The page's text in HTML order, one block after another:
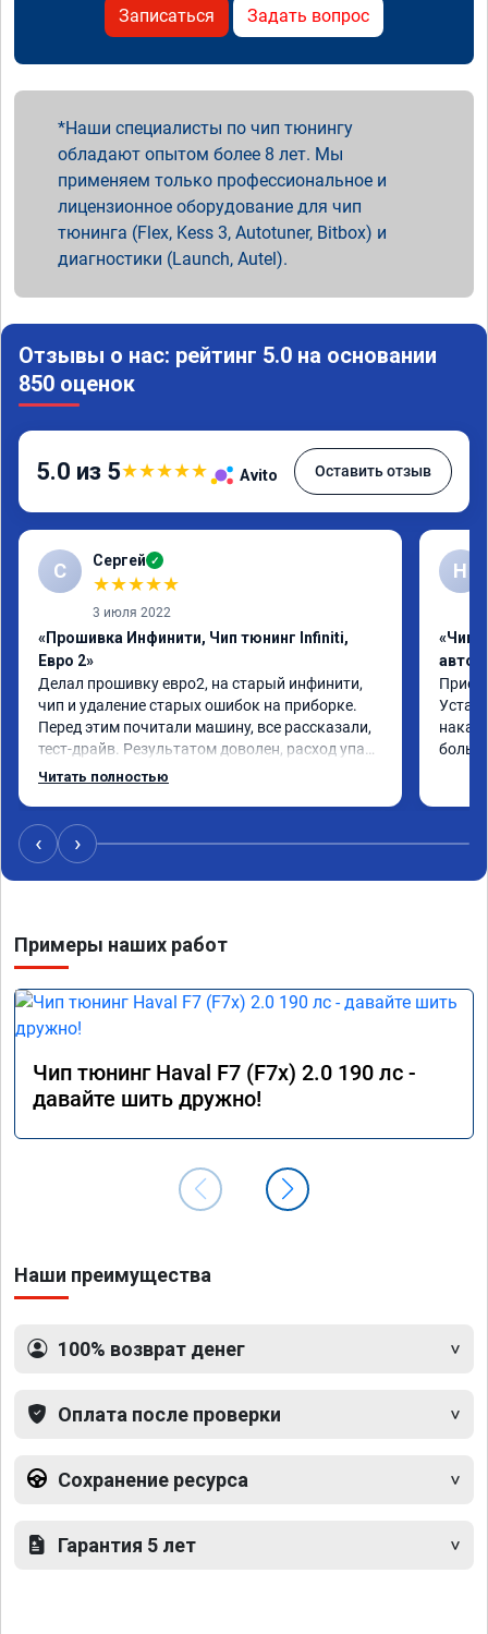
Записаться Задать вопрос
Наши специалисты по чип тюнингу
обладают опытом более 8 лет. Мы
применяем только профессиональное и
лицензионное оборудование для чип
тюнинга (Flex, Kess 3, Autotuner, Bitbox) и
диагностики (Launch, Autel).
Отзывы о нас: рейтинг 5.0 на основании
850 оценок
5.0 из 5★★★★★ Avito Оставить отзыв
С Сергей ✓
★★★★★
3 июля 2022
«Прошивка Инфинити, Чип тюнинг Infiniti,
Евро 2»
Делал прошивку евро2, на старый инфинити,
чип и удаление старых ошибок на приборке.
Перед этим почитали машину, все рассказали,
тест-драйв. Результатом доволен, расход упал,
машина стала еще чуть бодрее)
Читать полностью
Н
«Чип
накат
‹ ›
Примеры наших работ
Чип тюнинг Haval F7 (F7x) 2.0 190 лс -
давайте шить дружно!
Наши преимущества
100% возврат денег
Оплата после проверки
Сохранение ресурса
Гарантия 5 лет